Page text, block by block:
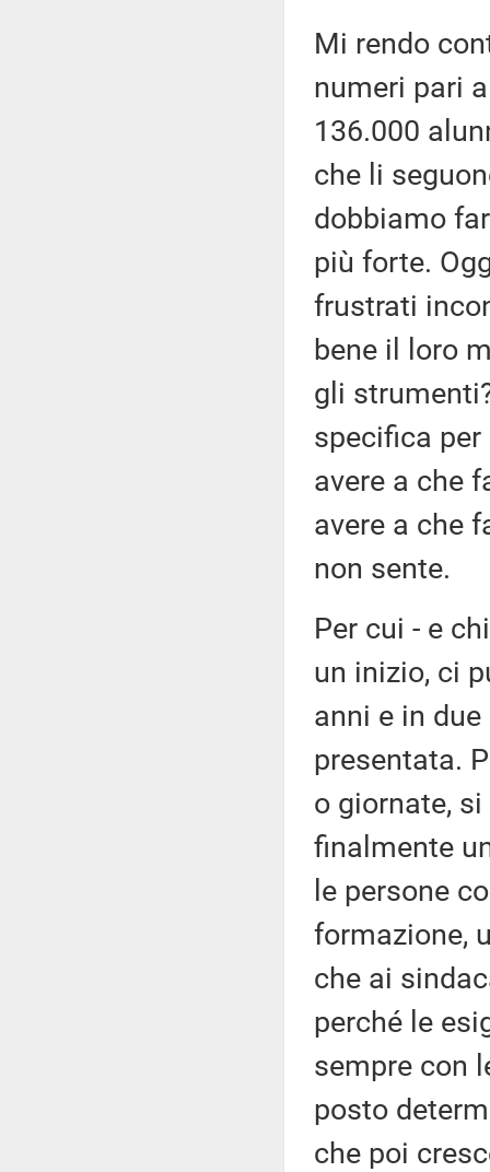
Mi rendo
numeri pari
136.000
che li
dobbiamo
più forte.
frustrati
bene il loro
gli
specifica
avere a che
avere a che
non sente.
Per cui - e
un inizio, ci
anni e in
presentata.
o giornate,
finalmente
le persone
formazione,
che ai
perché le
sempre con
posto
che poi